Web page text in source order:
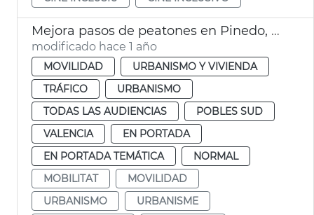
Mejora pasos de peatones en Pinedo, Perellonet y reasfaltado en La Punta
modificado hace 1 año
MOVILIDAD
URBANISMO Y VIVIENDA
TRÁFICO
URBANISMO
TODAS LAS AUDIENCIAS
POBLES SUD
VALENCIA
EN PORTADA
EN PORTADA TEMÁTICA
NORMAL
MOBILITAT
MOVILIDAD
URBANISMO
URBANISME